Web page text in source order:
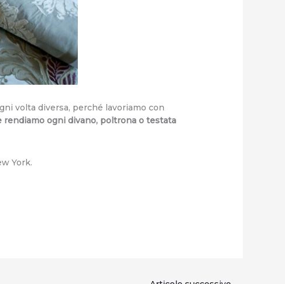
volta diversa, perché lavoriamo con
rendiamo ogni divano, poltrona o testata
York.